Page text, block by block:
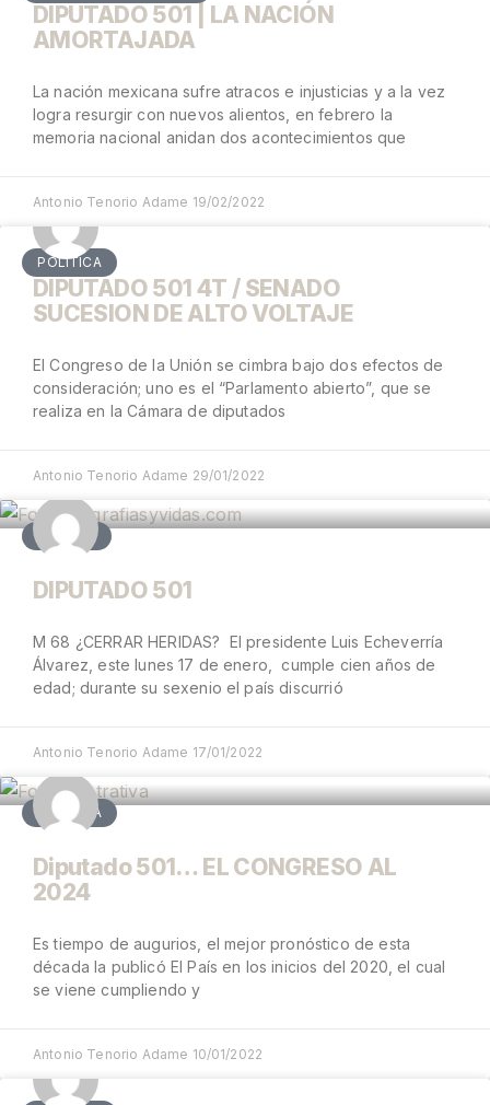
DIPUTADO 501 | LA NACIÓN
AMORTAJADA
La nación mexicana sufre atracos e injusticias y a la vez
logra resurgir con nuevos alientos, en febrero la
memoria nacional anidan dos acontecimientos que
Antonio Tenorio Adame 19/02/2022
POLÍTICA
DIPUTADO 501 4T / SENADO
SUCESION DE ALTO VOLTAJE
El Congreso de la Unión se cimbra bajo dos efectos de
consideración; uno es el “Parlamento abierto”, que se
realiza en la Cámara de diputados
Antonio Tenorio Adame 29/01/2022
OPINIÓN
DIPUTADO 501
M 68 ¿CERRAR HERIDAS? El presidente Luis Echeverría
Álvarez, este lunes 17 de enero, cumple cien años de
edad; durante su sexenio el país discurrió
Antonio Tenorio Adame 17/01/2022
POLÍTICA
Diputado 501… EL CONGRESO AL
2024
Es tiempo de augurios, el mejor pronóstico de esta
década la publicó El País en los inicios del 2020, el cual
se viene cumpliendo y
Antonio Tenorio Adame 10/01/2022